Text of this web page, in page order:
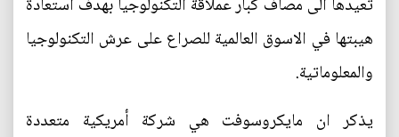
هيبتها في الاسوق العالمية للصراع على عرش التكنولوجيا
والمعلوماتية.
يذكر ان مايكروسوفت هي شركة أمريكية متعددة